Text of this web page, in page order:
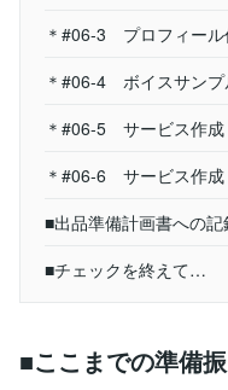
＊#06-3 プロフィール
＊#06-4 ボイスサンプ
＊#06-5 サービス作成
＊#06-6 サービス作成
■出品準備計画書への記
■チェックを終えて…
■ここまでの準備